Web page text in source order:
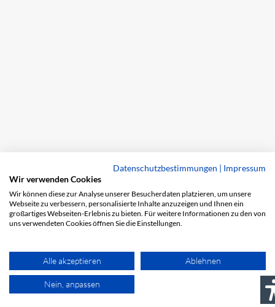
Datenschutzbestimmungen | Impressum
Wir verwenden Cookies
Wir können diese zur Analyse unserer Besucherdaten platzieren, um unsere
Webseite zu verbessern, personalisierte Inhalte anzuzeigen und Ihnen ein
großartiges Webseiten-Erlebnis zu bieten. Für weitere Informationen zu den von
uns verwendeten Cookies öffnen Sie die Einstellungen.
Alle akzeptieren Ablehnen
Nein, anpassen